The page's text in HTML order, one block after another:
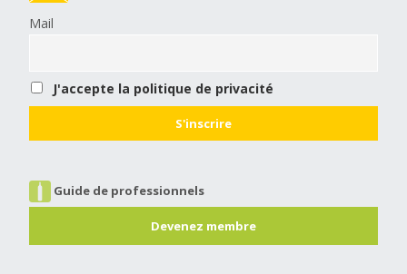
Mail
J'accepte la politique de privacité
Guide de professionnels
Devenez membre